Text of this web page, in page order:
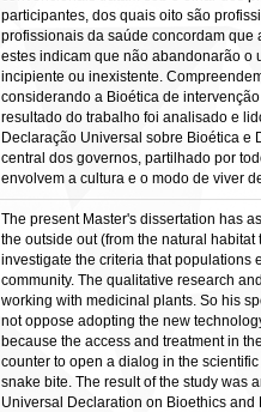
participantes, dos quais oito são
profissionais da saúde concordam que
estes indicam que não abandonarão o
incipiente ou inexistente.
considerando a Bioética de
resultado do trabalho foi analisado e
Declaração Universal sobre Bioética e
central dos governos, partilhado por
envolvem a cultura e o modo de viver
The present Master's dissertation has
the outside out (from the natural
investigate the criteria that populations
community. The qualitative research
working with medicinal plants. So his
not oppose adopting the new
because the access and treatment in
counter to open a dialog in the
snake bite. The result of the study was
Universal Declaration on Bioethics